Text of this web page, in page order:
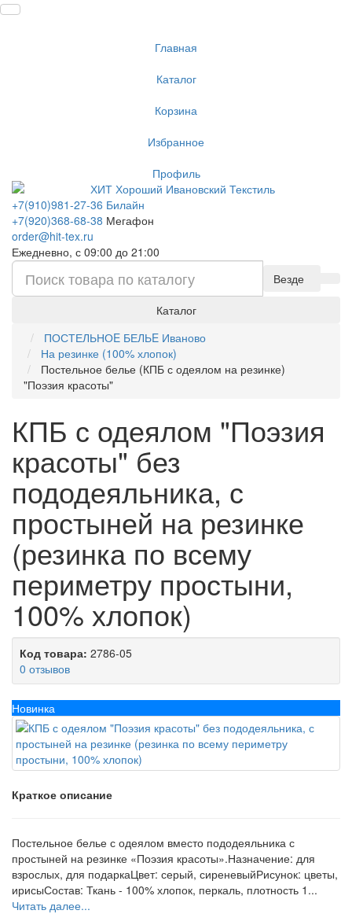
Главная
Каталог
Корзина
Избранное
Профиль
+7(910)981-27-36 Билайн
+7(920)368-68-38 Мегафон
order@hit-tex.ru
Ежедневно, с 09:00 до 21:00
Везде
Каталог
ПОСТЕЛЬНОE БЕЛЬE Иваново
На резинке (100% хлопок)
Постельное белье (КПБ с одеялом на резинке)
"Поэзия красоты"
КПБ с одеялом "Поэзия
красоты" без
пододеяльника, с
простыней на резинке
(резинка по всему
периметру простыни,
100% хлопок)
Код товара: 2786-05
0 отзывов
Новинка
Краткое описание
Постельное белье с одеялом вместо пододеяльника с
простыней на резинке «Поэзия красоты».Назначение: для
взрослых, для подаркаЦвет: серый, сиреневыйРисунок: цветы,
ирисыСостав: Ткань - 100% хлопок, перкаль, плотность 1...
Читать далее...